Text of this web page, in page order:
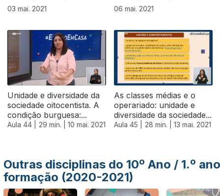
03 mai. 2021
06 mai. 2021
Unidade e diversidade da
sociedade oitocentista. A
condição burguesa:...
Aula 44 | 29 min. | 10 mai. 2021
As classes médias e o
operariado: unidade e
diversidade da sociedade...
Aula 45 | 28 min. | 13 mai. 2021
543445
Outras disciplinas do 10º Ano / 1.º ano
formação (2020-2021)